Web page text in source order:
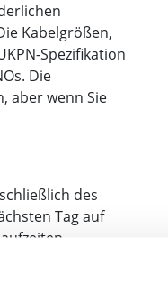
Kabelgrößen,
Spezifikation
Die
aber wenn Sie
des
Tag auf
auf Länge
benötigten